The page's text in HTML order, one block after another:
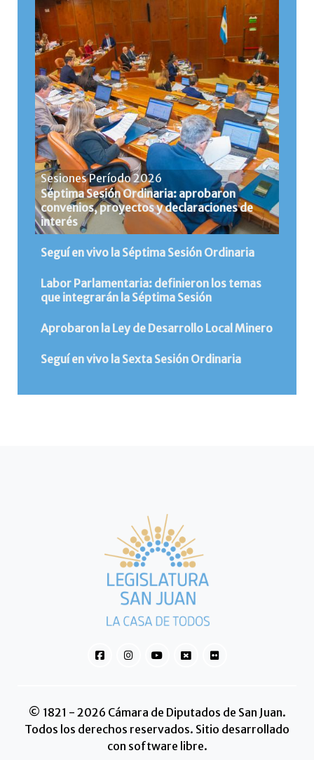
Sesiones Período 2026
Séptima Sesión Ordinaria: aprobaron
convenios, proyectos y declaraciones de
interés
Seguí en vivo la Séptima Sesión Ordinaria
Labor Parlamentaria: definieron los temas
que integrarán la Séptima Sesión
Aprobaron la Ley de Desarrollo Local Minero
Seguí en vivo la Sexta Sesión Ordinaria
© 1821 - 2026 Cámara de Diputados de San Juan.
Todos los derechos reservados. Sitio desarrollado
con software libre.